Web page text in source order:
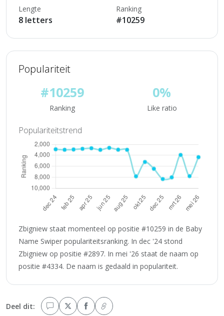
Lengte
8 letters
Ranking
#10259
Populariteit
#10259
Ranking
0%
Like ratio
Populariteitstrend
Zbigniew staat momenteel op positie #10259 in de Baby
Name Swiper populariteitsranking. In dec '24 stond
Zbigniew op positie #2897. In mei '26 staat de naam op
positie #4334. De naam is gedaald in populariteit.
Deel dit: